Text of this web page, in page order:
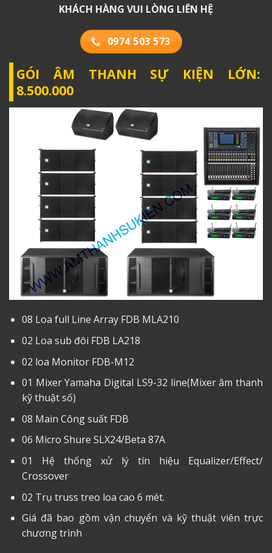
KHÁCH HÀNG VUI LÒNG LIÊN HỆ
0974 503 573
GÓI ÂM THANH SỰ KIỆN LỚN:
8.500.000
08 Loa full Line Array FDB MLA210
02 Loa sub đôi FDB LA218
02 loa Monitor FDB-M12
01 Mixer Yamaha Digital LS9-32 line(Mixer âm thanh
kỹ thuật số)
08 Main Công suất FDB
06 Micro Shure SLX24/Beta 87A
01 Hệ thống xử lý tín hiệu Equalizer/Effect/
Crossover
02 Trụ truss treo loa cao 6 mét.
Giá đã bao gồm vận chuyển và kỹ thuật viên trực
chương trình